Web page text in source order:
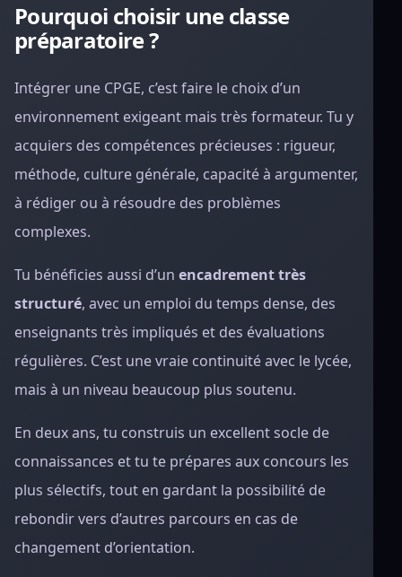
Pourquoi choisir une classe
préparatoire ?
Intégrer une CPGE, c’est faire le choix d’un
environnement exigeant mais très formateur. Tu y
acquiers des compétences précieuses : rigueur,
méthode, culture générale, capacité à argumenter,
à rédiger ou à résoudre des problèmes
complexes.
Tu bénéficies aussi d’un encadrement très
structuré, avec un emploi du temps dense, des
enseignants très impliqués et des évaluations
régulières. C’est une vraie continuité avec le lycée,
mais à un niveau beaucoup plus soutenu.
En deux ans, tu construis un excellent socle de
connaissances et tu te prépares aux concours les
plus sélectifs, tout en gardant la possibilité de
rebondir vers d’autres parcours en cas de
changement d’orientation.